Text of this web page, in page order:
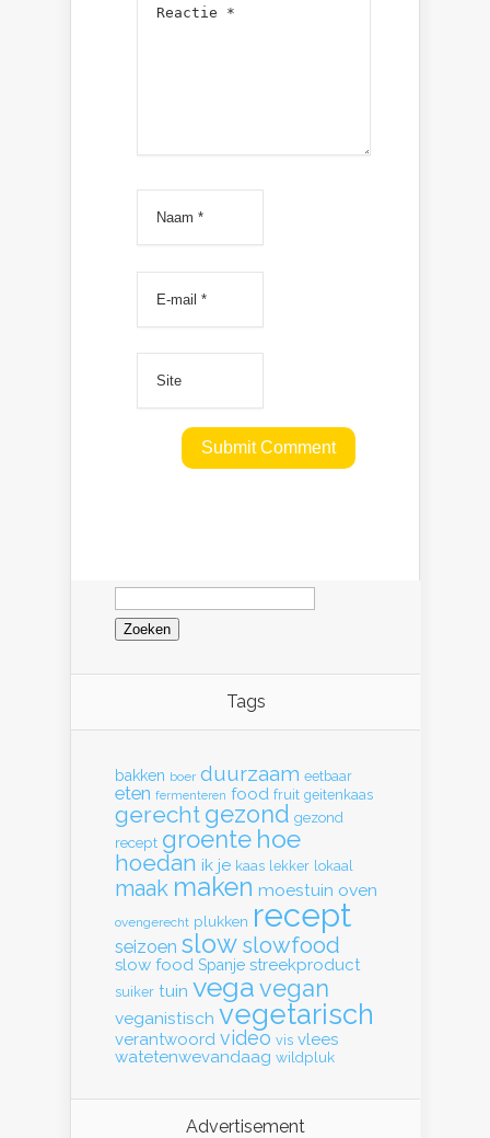
Zoeken
naar:
Tags
bakken boer duurzaam eetbaar
eten fermenteren food fruit geitenkaas
gerecht gezond gezond
recept groente hoe
hoedan ik je kaas lekker lokaal
maak maken moestuin oven
ovengerecht plukken recept
seizoen slow slowfood
slow food Spanje streekproduct
suiker tuin vega vegan
veganistisch vegetarisch
verantwoord video vis vlees
watetenwevandaag wildpluk
Advertisement